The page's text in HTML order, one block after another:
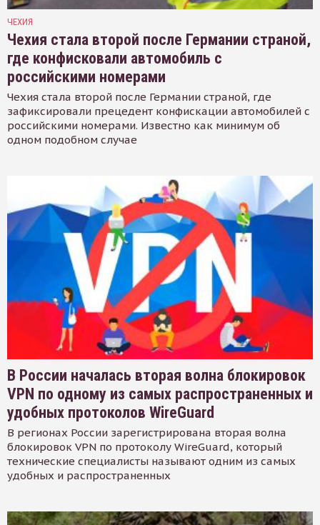
ЧЕХИЯ
Чехия стала второй после Германии страной,
где конфисковали автомобиль с
российскими номерами
Чехия стала второй после Германии страной, где
зафиксировали прецедент конфискации автомобилей с
российскими номерами. Известно как минимум об
одном подобном случае
В России началась вторая волна блокировок
VPN по одному из самых распространенных и
удобных протоколов WireGuard
В регионах России зарегистрирована вторая волна
блокировок VPN по протоколу WireGuard, который
технические специалисты называют одним из самых
удобных и распространенных